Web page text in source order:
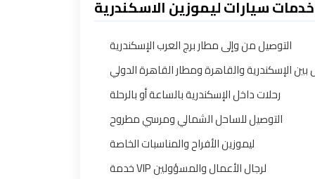
خدمات سيارات ليموزين الاسكندرية
التوصيل من وإلى مطار برج العرب الإسكندرية
بين الإسكندرية والقاهرة ومطار القاهرة الدولي
رحلات داخل الإسكندرية بالساعة أو بالرحلة
التوصيل للساحل الشمالي ومرسي مطروح
ليموزين الأفراح والمناسبات الخاصة
خدمة VIP لرجال الأعمال والمسؤولين